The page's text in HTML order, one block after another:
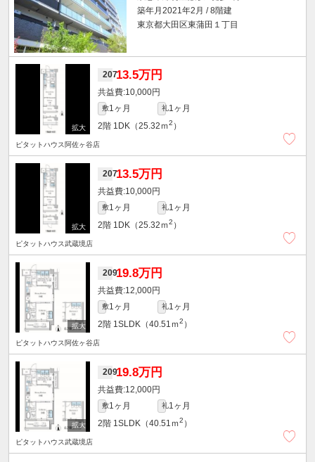
築年月2021年2月 / 8階建
東京都大田区東蒲田１丁目
20713.5万円
10,000円
敷1ヶ月 礼1ヶ月
2階 1DK（25.32ｍ2 ）
ピタットハウス阿佐ヶ谷店
20713.5万円
10,000円
敷1ヶ月 礼1ヶ月
2階 1DK（25.32ｍ2 ）
ピタットハウス武蔵境店
20919.8万円
12,000円
敷1ヶ月 礼1ヶ月
2階 1SLDK（40.51ｍ2 ）
ピタットハウス阿佐ヶ谷店
20919.8万円
12,000円
敷1ヶ月 礼1ヶ月
2階 1SLDK（40.51ｍ2 ）
ピタットハウス武蔵境店